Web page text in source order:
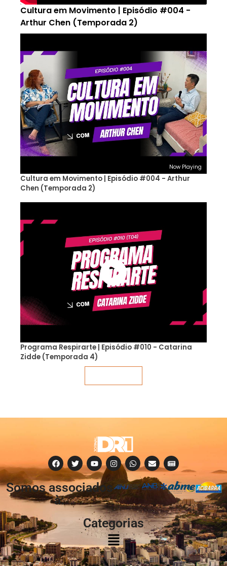
Cultura em Movimento | Episódio #004 -
Arthur Chen (Temporada 2)
Now Playing
Cultura em Movimento | Episódio #004 - Arthur
Chen (Temporada 2)
Programa Respirarte | Episódio #010 - Catarina
Zidde (Temporada 4)
Somos associados
à:
Categorias